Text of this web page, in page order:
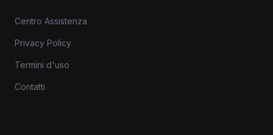
Centro Assistenza
Privacy Policy
Termini d'uso
Contatti